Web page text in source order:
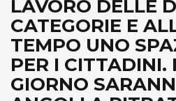
LAVORO DELLE
CATEGORIE E
TEMPO UNO
PER I CITTADINI.
GIORNO